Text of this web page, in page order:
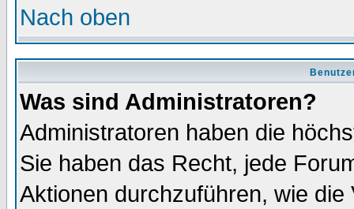
Nach oben
Was sind Administratoren?
Administratoren haben die
Sie haben das Recht, jede
Aktionen durchzuführen, wie